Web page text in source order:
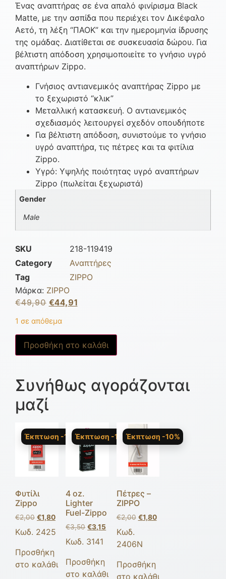
Ένας αναπτήρας σε ένα απαλό φινίρισμα Black
Matte, με την ασπίδα που περιέχει τον Δικέφαλο
Αετό, τη λέξη “ΠΑΟΚ” και την ημερομηνία ίδρυσης
της ομάδας. Διατίθεται σε συσκευασία δώρου. Για
βέλτιστη απόδοση χρησιμοποιείτε το γνήσιο υγρό
αναπτήρων Zippo.
Γνήσιος αντιανεμικός αναπτήρας Zippo με
το ξεχωριστό “κλικ”
Μεταλλική κατασκευή. Ο αντιανεμικός
σχεδιασμός λειτουργεί σχεδόν οπουδήποτε
Για βέλτιστη απόδοση, συνιστούμε το γνήσιο
υγρό αναπτήρα, τις πέτρες και τα φιτίλια
Zippo.
Υγρό: Υψηλής ποιότητας υγρό αναπτήρων
Zippo (πωλείται ξεχωριστά)
Gender
Male
SKU
218-119419
Category
Αναπτήρες
Tag
ZIPPO
Μάρκα: ZIPPO
€49,90 €44,91
1 σε απόθεμα
Προσθήκη στο καλάθι
Συνήθως αγοράζονται
μαζί
Έκπτωση -10%
Φυτίλι
Zippo
€2,00 €1,80
Κωδ. 2425
Προσθήκη
στο καλάθι
Έκπτωση -10%
4 oz.
Lighter
Fuel-Zippo
€3,50 €3,15
Κωδ. 3141
Προσθήκη
στο καλάθι
Έκπτωση -10%
Πέτρες –
ZIPPO
€2,00 €1,80
Κωδ.
2406Ν
Προσθήκη
στο καλάθι